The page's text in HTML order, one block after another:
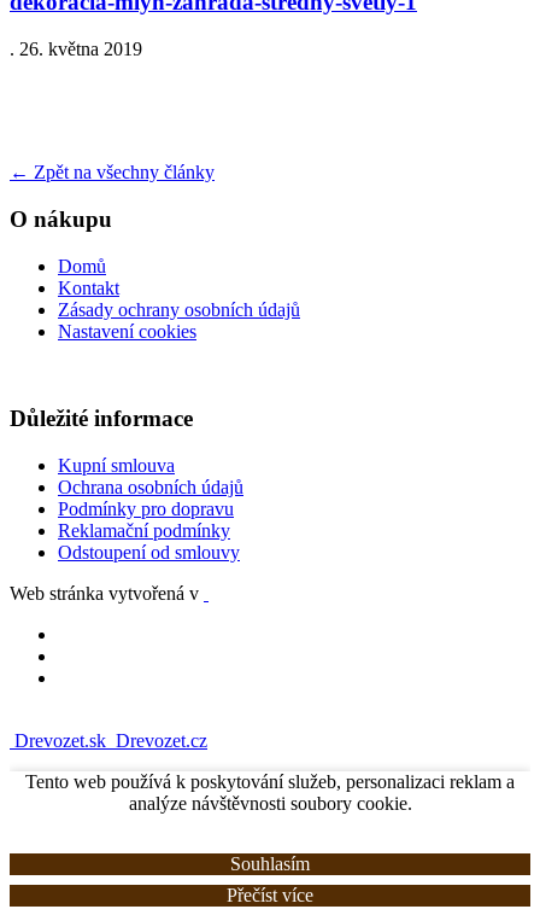
. 26. května 2019
← Zpět na všechny články
O nákupu
Domů
Kontakt
Zásady ochrany osobních údajů
Nastavení cookies
Důležité informace
Kupní smlouva
Ochrana osobních údajů
Podmínky pro dopravu
Reklamační podmínky
Odstoupení od smlouvy
Web stránka vytvořená v
Drevozet.sk Drevozet.cz
Tento web používá k poskytování služeb, personalizaci reklam a
analýze návštěvnosti soubory cookie.
Souhlasím
Přečíst více